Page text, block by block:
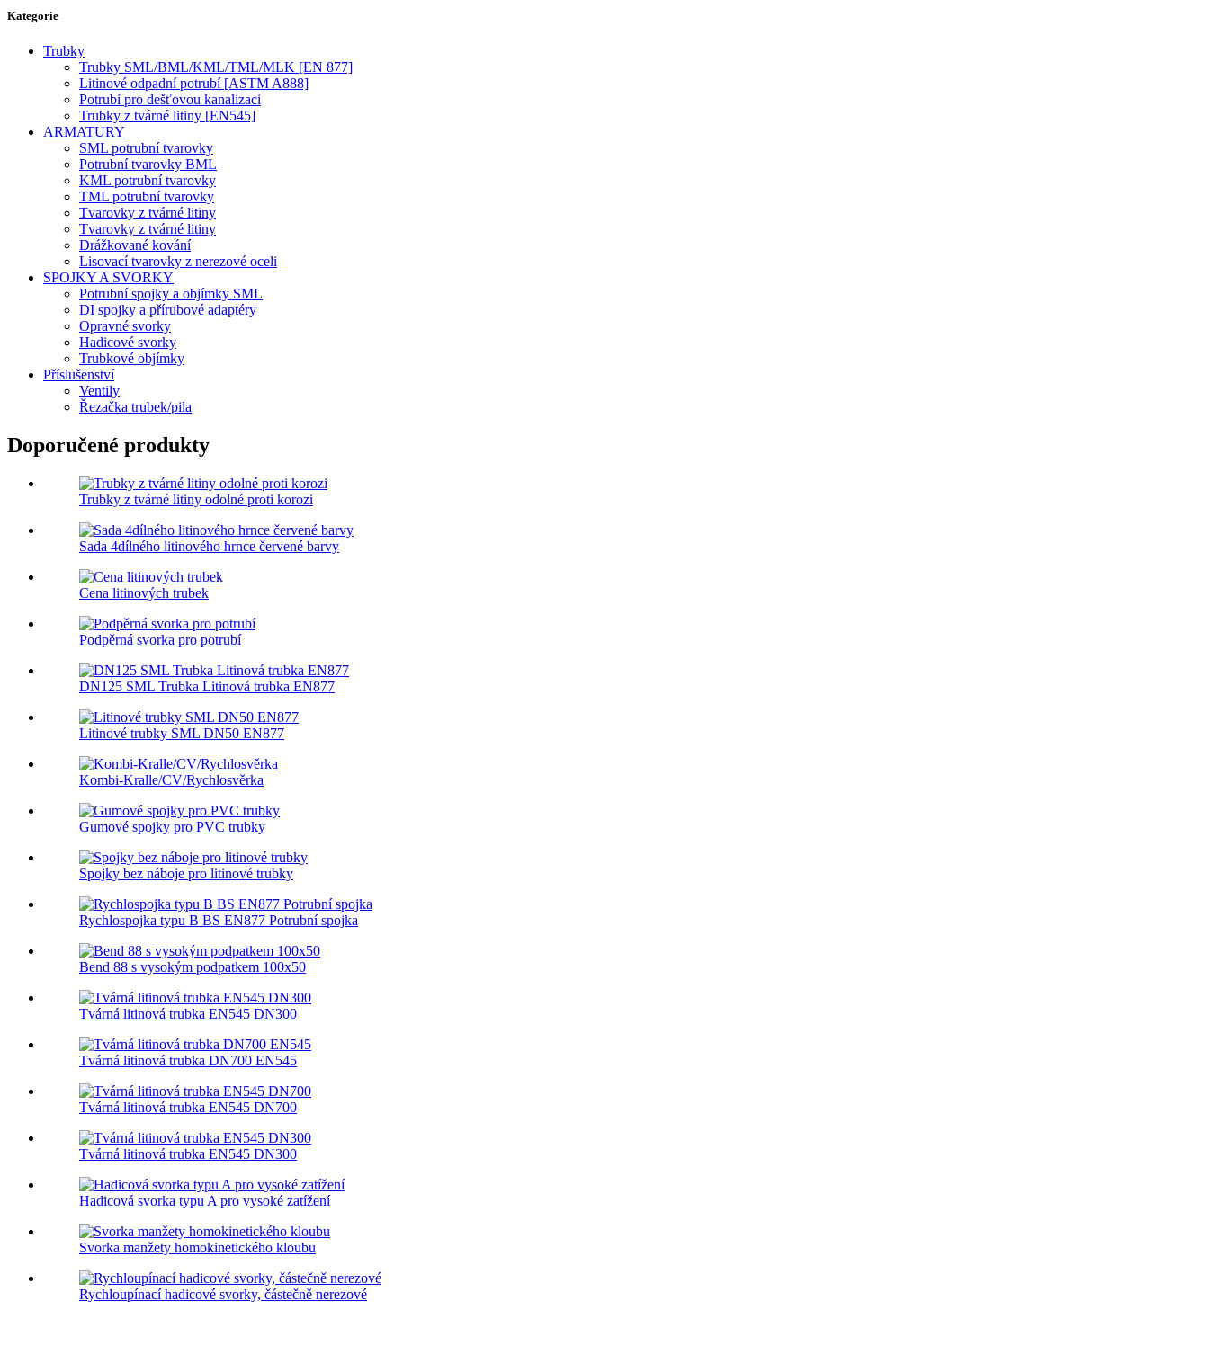
Kategorie
Trubky
Trubky SML/BML/KML/TML/MLK [EN 877]
Litinové odpadní potrubí [ASTM A888]
Potrubí pro dešťovou kanalizaci
Trubky z tvárné litiny [EN545]
ARMATURY
SML potrubní tvarovky
Potrubní tvarovky BML
KML potrubní tvarovky
TML potrubní tvarovky
Tvarovky z tvárné litiny
Tvarovky z tvárné litiny
Drážkované kování
Lisovací tvarovky z nerezové oceli
SPOJKY A SVORKY
Potrubní spojky a objímky SML
DI spojky a přírubové adaptéry
Opravné svorky
Hadicové svorky
Trubkové objímky
Příslušenství
Ventily
Řezačka trubek/pila
Doporučené produkty
Trubky z tvárné litiny odolné proti korozi
Sada 4dílného litinového hrnce červené barvy
Cena litinových trubek
Podpěrná svorka pro potrubí
DN125 SML Trubka Litinová trubka EN877
Litinové trubky SML DN50 EN877
Kombi-Kralle/CV/Rychlosvěrka
Gumové spojky pro PVC trubky
Spojky bez náboje pro litinové trubky
Rychlospojka typu B BS EN877 Potrubní spojka
Bend 88 s vysokým podpatkem 100x50
Tvárná litinová trubka EN545 DN300
Tvárná litinová trubka DN700 EN545
Tvárná litinová trubka EN545 DN700
Tvárná litinová trubka EN545 DN300
Hadicová svorka typu A pro vysoké zatížení
Svorka manžety homokinetického kloubu
Rychloupínací hadicové svorky, částečně nerezové